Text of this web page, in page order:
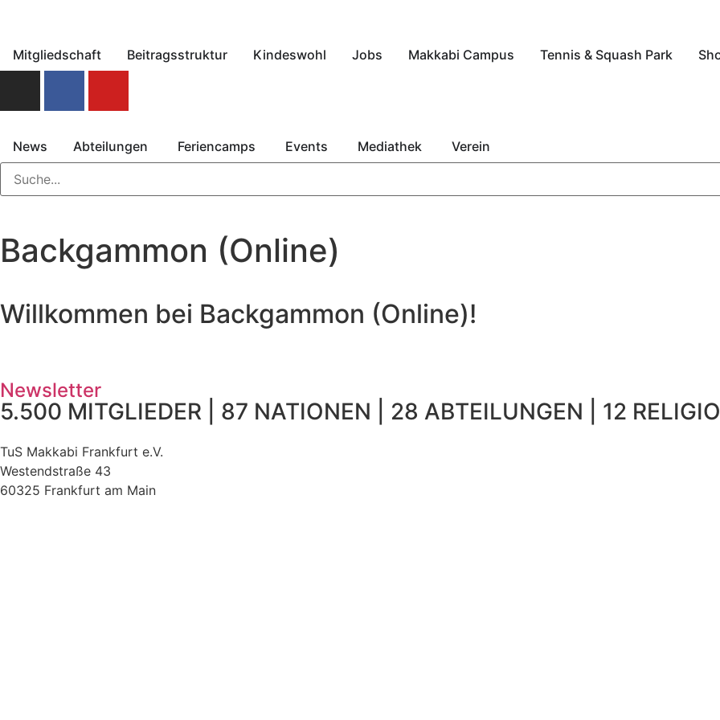
Mitgliedschaft Beitragsstruktur Kindeswohl Jobs Makkabi Campus Tennis & Squash Park
News Abteilungen Feriencamps Events Mediathek Verein
Backgammon (Online)
Willkommen bei Backgammon (Online)!
Newsletter
5.500 MITGLIEDER | 87 NATIONEN | 28 ABTEILUNGEN | 12
TuS Makkabi Frankfurt e.V.
Westendstraße 43
60325 Frankfurt am Main